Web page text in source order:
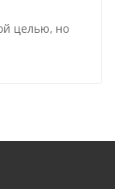
целью, но